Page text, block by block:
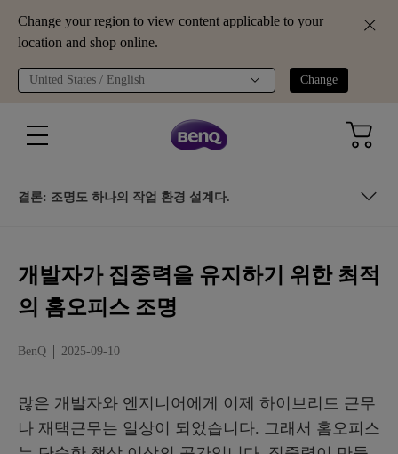
Change your region to view content applicable to your
location and shop online.
United States / English Change
결론: 조명도 하나의 작업 환경 설계다.
최적의 홈오피스 조명을 위한 핵심 요소
결론: 조명도 하나의 작업 환경 설계다.
개발자가 집중력을 유지하기 위한 최적
의 홈오피스 조명
BenQ 2025-09-10
많은 개발자와 엔지니어에게 이제 하이브리드 근무
나 재택근무는 일상이 되었습니다. 그래서 홈오피스